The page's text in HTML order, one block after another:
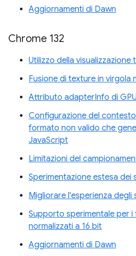
Aggiornamenti di Dawn
Chrome 132
Utilizzo della visualizzazione
Fusione di texture in virgola
Attributo adapterInfo di
Configurazione del
formato non valido che
JavaScript
Limitazioni del
Sperimentazione estesa dei
Migliorare l'esperienza degli
Supporto sperimentale per
normalizzati a 16 bit
Aggiornamenti di Dawn